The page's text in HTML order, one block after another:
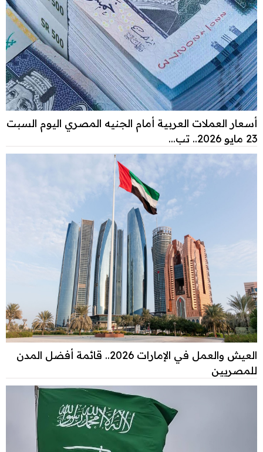
أسعار العملات العربية أمام الجنيه المصري اليوم السبت
23 مايو 2026.. تب...
العيش والعمل في الإمارات 2026.. قائمة أفضل المدن
للمصريين